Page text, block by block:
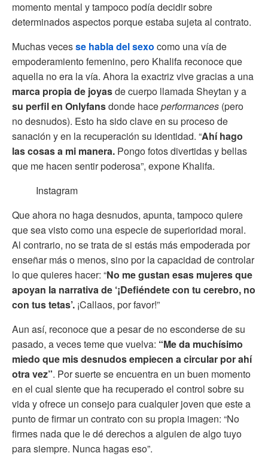
momento mental y tampoco podía decidir sobre
determinados aspectos porque estaba sujeta al contrato.
Muchas vecesse habla del sexo como una vía de
empoderamiento femenino, pero Khalifa reconoce que
aquella no era la vía. Ahora la exactriz vive gracias a una
marca propia de joyasde cuerpo llamada Sheytan y a
su perfil en Onlyfansdonde haceperformances (pero
no desnudos). Esto ha sido clave en su proceso de
sanación y en la recuperación su identidad. “Ahí hago
las cosas a mi manera. Pongo fotos divertidas y bellas
que me hacen sentir poderosa”, expone Khalifa.
Instagram
Que ahora no haga desnudos, apunta, tampoco quiere
que sea visto como una especie de superioridad moral.
Al contrario, no se trata de si estás más empoderada por
enseñar más o menos, sino por la capacidad de controlar
lo que quieres hacer: “No me gustan esas mujeres que
apoyan la narrativa de ‘¡Defiéndete con tu cerebro, no
con tus tetas’. ¡Callaos, por favor!”
Aun así, reconoce que a pesar de no esconderse de su
pasado, a veces teme que vuelva: “Me da muchísimo
miedo que mis desnudos empiecen a circular por ahí
otra vez”. Por suerte se encuentra en un buen momento
en el cual siente que ha recuperado el control sobre su
vida y ofrece un consejo para cualquier joven que este a
punto de firmar un contrato con su propia imagen: “No
firmes nada que le dé derechos a alguien de algo tuyo
para siempre. Nunca hagas eso”.